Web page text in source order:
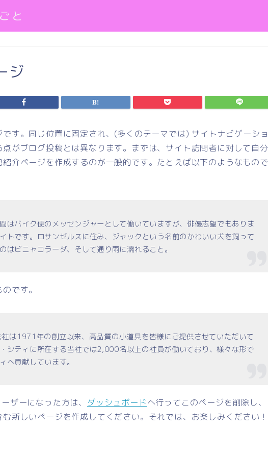
と
ジ
す。同じ位置に固定され、(多くのテーマでは) サイトナビゲーショ
点がブログ投稿とは異なります。まずは、サイト訪問者に対して自分
介ページを作成するのが一般的です。たとえば以下のようなもので
はバイク便のメッセンジャーとして働いていますが、俳優志望でもありま
トです。ロサンゼルスに住み、ジャックという名前のかわいい犬を飼って
はピニャコラーダ、そして通り雨に濡れること。
です。
は1971年の創立以来、高品質の小道具を皆様にご提供させていただいて
シティに所在する当社では2,000名以上の社員が働いており、様々な形で
へ貢献しています。
ザーになった方は、 ダッシュボードへ行ってこのページを削除し、
新しいページを作成してください。それでは、お楽しみください !